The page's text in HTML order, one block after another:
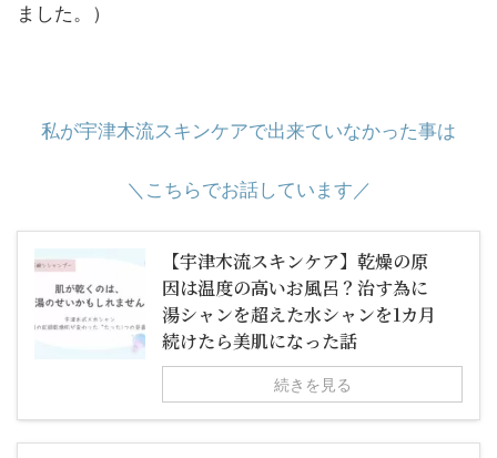
ました。）
私が宇津木流スキンケアで出来ていなかった事は
＼こちらでお話しています／
【宇津木流スキンケア】乾燥の原
因は温度の高いお風呂？治す為に
湯シャンを超えた水シャンを1カ月
続けたら美肌になった話
続きを見る